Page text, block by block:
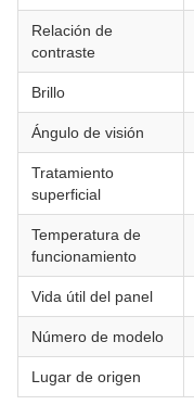
Relación de
contraste
Brillo
Ángulo de visión
Tratamiento
superficial
Temperatura de
funcionamiento
Vida útil del panel
Número de modelo
Lugar de origen